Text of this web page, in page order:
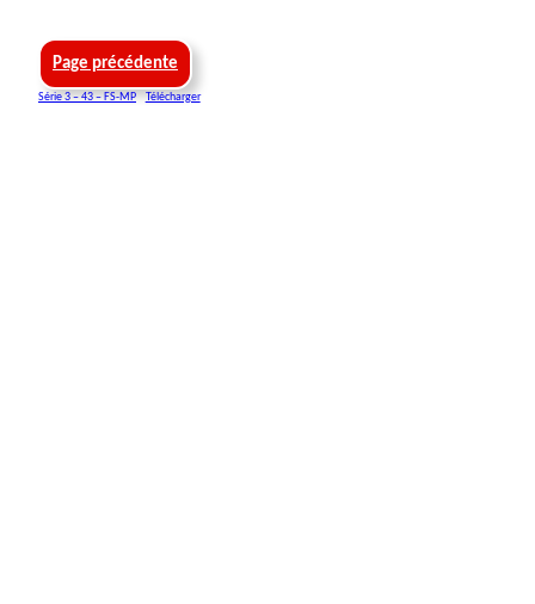
Page précédente
Série 3 – 43 – FS-MP Télécharger